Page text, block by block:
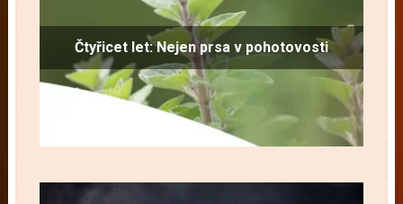
Čtyřicet let: Nejen prsa v pohotovosti